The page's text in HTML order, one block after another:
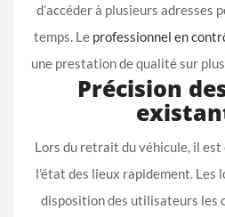
d’accéder à plusieurs adresses
temps. Le professionnel en
une prestation de qualité sur
Précision
Lors du retrait du véhicule, il
l’état des lieux rapidement.‎
disposition des utilisateurs les